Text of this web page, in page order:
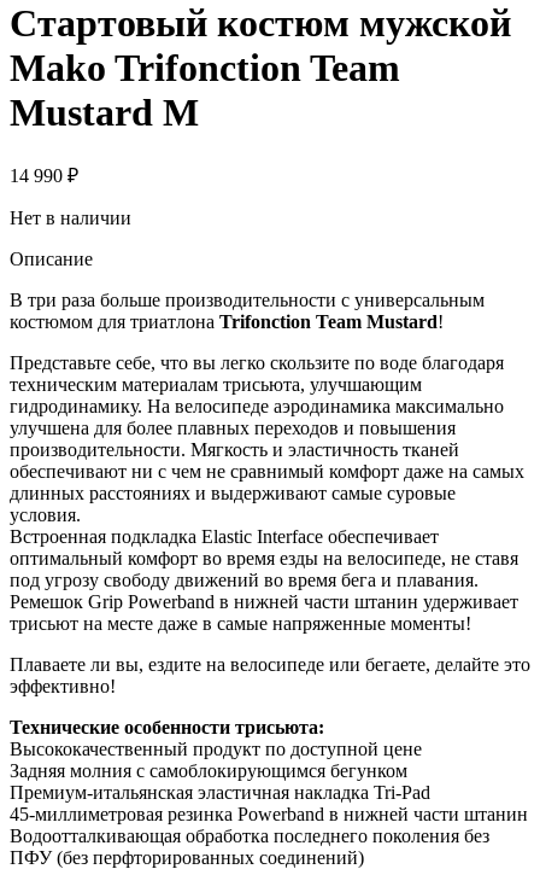
Стартовый костюм мужской
Mako Trifonction Team
Mustard M
14 990 ₽
Нет в наличии
Описание
В три раза больше производительности с универсальным
костюмом для триатлона Trifonction Team Mustard!
Представьте себе, что вы легко скользите по воде благодаря
техническим материалам трисьюта, улучшающим
гидродинамику. На велосипеде аэродинамика максимально
улучшена для более плавных переходов и повышения
производительности. Мягкость и эластичность тканей
обеспечивают ни с чем не сравнимый комфорт даже на самых
длинных расстояниях и выдерживают самые суровые
условия.
Встроенная подкладка Elastic Interface обеспечивает
оптимальный комфорт во время езды на велосипеде, не ставя
под угрозу свободу движений во время бега и плавания.
Ремешок Grip Powerband в нижней части штанин удерживает
трисьют на месте даже в самые напряженные моменты!
Плаваете ли вы, ездите на велосипеде или бегаете, делайте это
эффективно!
Технические особенности трисьюта:
Высококачественный продукт по доступной цене
Задняя молния с самоблокирующимся бегунком
Премиум-итальянская эластичная накладка Tri-Pad
45-миллиметровая резинка Powerband в нижней части штанин
Водоотталкивающая обработка последнего поколения без
ПФУ (без перфторированных соединений)